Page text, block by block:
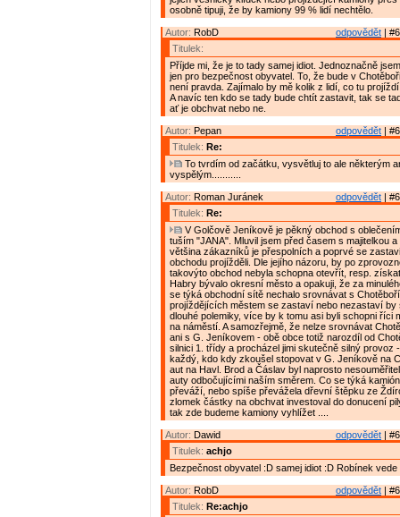
osobně tipuji, že by kamiony 99 % lidí nechtělo.
odpovědět |
Autor: RobD
Titulek:
Příjde mi, že je to tady samej idiot. Jednoznačně
jen pro bezpečnost obyvatel. To, že bude v
není pravda. Zajímalo by mě kolik z lidí, co tu
A navíc ten kdo se tady bude chtít zastavit, tak se
ať je obchvat nebo ne.
odpovědět |
Autor: Pepan
Titulek: Re:
To tvrdím od začátku, vysvětluj to ale některým
vyspělým...........
odpovědět |
Autor: Roman Juránek
Titulek: Re:
V Golčově Jeníkově je pěkný obchod s
tuším "JANA". Mluvil jsem před časem s majitelkou
většina zákazníků je přespolních a poprvé se
obchodu projížděli. Dle jejího názoru, by po
takovýto obchod nebyla schopna otevřít, resp.
Habry bývalo okresní město a opakuji, že za
se týká obchodní sítě nechalo srovnávat s
projíždějících městem se zastaví nebo nezastaví by
dlouhé polemiky, více by k tomu asi byli schopni říci
na náměstí. A samozřejmě, že nelze srovnávat
ani s G. Jeníkovem - obě obce totiž narozdíl od
silnici 1. třídy a procházel jimi skutečně silný provoz
každý, kdo kdy zkoušel stopovat v G. Jeníkově na
aut na Havl. Brod a Čáslav byl naprosto
auty odbočujícími naším směrem. Co se týká
převáží, nebo spíše převážela dřevní štěpku ze
zlomek částky na obchvat investoval do donucení
tak zde budeme kamiony vyhlížet ....
odpovědět |
Autor: Dawid
Titulek: achjo
Bezpečnost obyvatel :D samej idiot :D Robínek vede
odpovědět |
Autor: RobD
Titulek: Re:achjo